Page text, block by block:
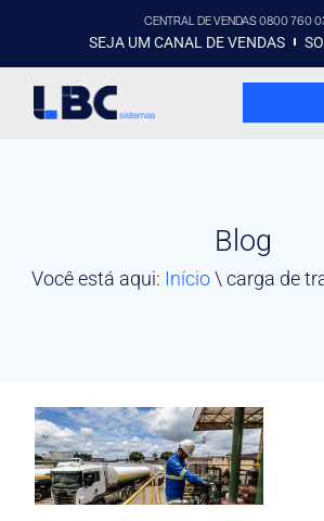
CENTRAL DE VENDAS 0800 760
SEJA UM CANAL DE VENDAS
Blog
Você está aqui: Início\ carga de